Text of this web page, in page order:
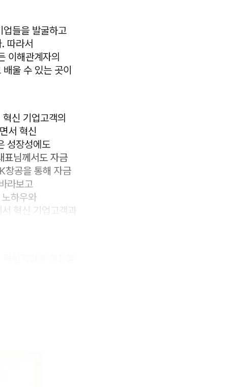
들을 발굴하고
따라서
이해관계자의
울 수 있는 곳이
신 기업고객의
서 혁신
성장성에도
표님께서도 자금
창공을 통해 자금
라보고
하우와
혁신 기업고객과
신기업의 성장을